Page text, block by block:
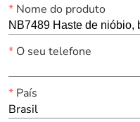
*Nome do produto
*O seu telefone
*País
Brasil